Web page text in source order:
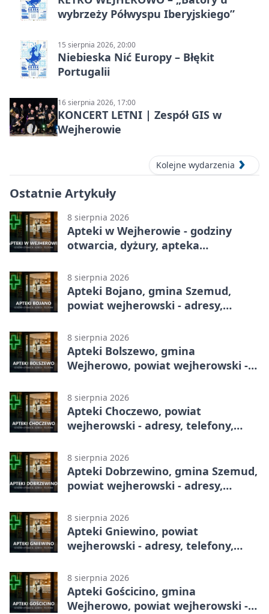
wybrzeży Półwyspu Iberyjskiego”
15 sierpnia 2026, 20:00
Niebieska Nić Europy – Błękit
Portugalii
16 sierpnia 2026, 17:00
KONCERT LETNI | Zespół GIS w
Wejherowie
Kolejne wydarzenia
Ostatnie Artykuły
8 sierpnia 2026
Apteki w Wejherowie - godziny
otwarcia, dyżury, apteka
8 sierpnia 2026
Apteki Bojano, gmina Szemud,
powiat wejherowski - adresy,
8 sierpnia 2026
Apteki Bolszewo, gmina
Wejherowo, powiat wejherowski -
8 sierpnia 2026
Apteki Choczewo, powiat
wejherowski - adresy, telefony,
8 sierpnia 2026
Apteki Dobrzewino, gmina Szemud,
powiat wejherowski - adresy,
8 sierpnia 2026
Apteki Gniewino, powiat
wejherowski - adresy, telefony,
8 sierpnia 2026
Apteki Gościcino, gmina
Wejherowo, powiat wejherowski -